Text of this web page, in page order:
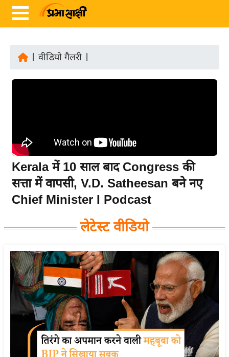
रा
ष्ट्री
य
अं
त
ष्ट्री
बि
ज़
ने
उ
वीडियो गैलरी
Kerala में 10 साल बाद Congress की
सत्ता में वापसी, V.D. Satheesan बने नए
Chief Minister I Podcast
लेटेस्ट वीडियो